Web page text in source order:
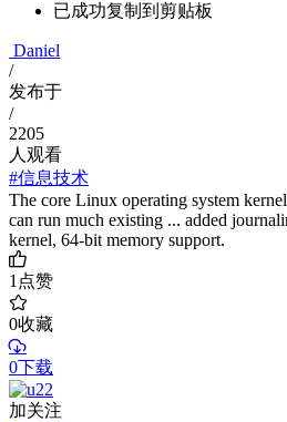
已成功复制到剪贴板
Daniel
/
发布于
/
2205
人观看
#信息技术
The core Linux operating system
can run much existing ... added
kernel, 64-bit memory support.
1点赞
0收藏
0下载
加关注